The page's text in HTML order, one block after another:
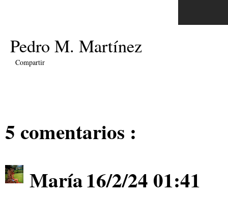
Pedro M. Martínez
Compartir
5 comentarios :
María16/2/24 01:41